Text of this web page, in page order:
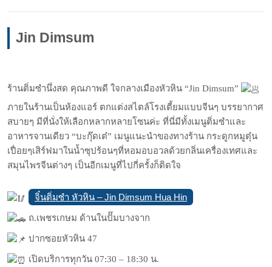
Jin Dimsum
ร้านติ่มซำนึ่งสด คุณภาพดี ใจกลางเมืองหัวหิน “Jin Dimsum”
ภายในร้านเป็นห้องแอร์ ตกแต่งสไตล์โรงเตี้ยมแบบจีนๆ บรรยากาศ
สบายๆ มีที่นั่งให้เลือกหลากหลายโซนค่ะ ที่นี่มีทั้งเมนูติ่มซำและ
อาหารจานเดียว “บะกุ๊ดเต๋” เมนูแนะนำของทางร้าน กระดูกหมูตุ๋น
เปื่อยๆเสิร์ฟมาในน้ำซุปร้อนๆที่หอมอบอวลด้วยกลิ่นเครื่องเทศและ
สมุนไพรจีนต่างๆ เป็นอีกเมนูที่ไปกี่ครั้งก็ติดใจ
จิ๋นติ่มซำ หัวหิน – Jin Dimsum Hua Hin
ถ.เพชรเกษม ด้านในปั๊มบางจาก
ปากซอยหัวหิน 47
เปิดบริการทุกวัน 07:30 – 18:30 น.